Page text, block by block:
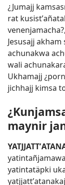
¿Jumajj
rat
Jesusajj
achunakwa
wali
Ukhamajj
jichhajj kimsa
maynir
yatintatäpki